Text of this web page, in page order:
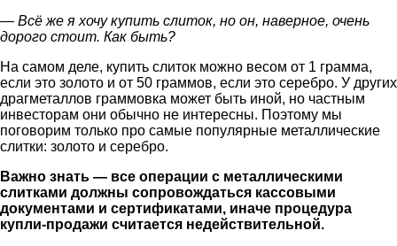
— Всё же яхочу купить слиток, но он, наверное, очень
дорого стоит. Как быть?
На самом деле, купить слиток можно весом от 1 грамма,
если это золото и от 50 граммов, если это серебро. У других
драгметаллов граммовка может быть иной, но частным
инвесторам они обычно не интересны. Поэтому мы
поговорим только про самые популярные металлические
слитки: золото и серебро.
Важно знать — все операции с металлическими
слитками должны сопровождаться кассовыми
документами и сертификатами, иначе процедура
купли-продажи считается недействительной.